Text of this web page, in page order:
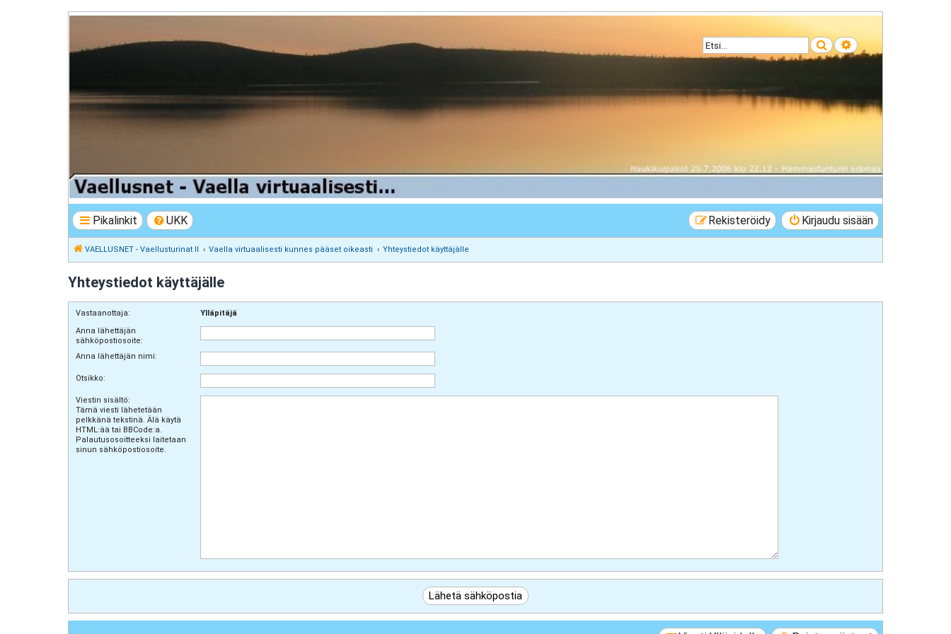
Etsi Tarkennettu haku
VAELLUSNET - Vaellusturinat II
Keskustelua vaeltamisesta ja Lapista
Pikalinkit UKK Kirjaudu sisään
Rekisteröidy
VAELLUSNET - Vaellusturinat II Vaella virtuaalisesti kunnes pääset oikeasti Yhteystiedot käyttäjälle
Yhteystiedot käyttäjälle
Vastaanottaja:
Ylläpitäjä
Anna lähettäjän
sähköpostiosoite:
Anna lähettäjän nimi:
Otsikko:
Viestin sisältö:
Tämä viesti lähetetään
pelkkänä tekstinä. Älä käytä
HTML:ää tai BBCode:a.
Palautusosoitteeksi laitetaan
sinun sähköpostiosoite.